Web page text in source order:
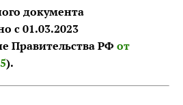
документа
с 01.03.2023
Правительства РФ от
).